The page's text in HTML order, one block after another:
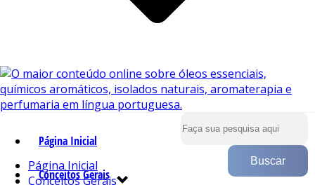
Página Inicial
Conceitos Gerais
Página Inicial
Conceitos Gerais